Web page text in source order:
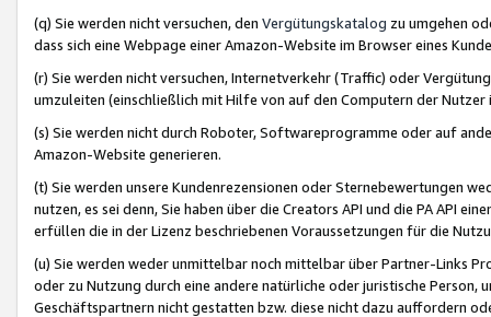
(q) Sie werden nicht versuchen, den Vergütungskatalog zu umgehen
dass sich eine Webpage einer Amazon-Website im Browser eines
(r) Sie werden nicht versuchen, Internetverkehr (Traffic) oder
umzuleiten (einschließlich mit Hilfe von auf den Computern der
(s) Sie werden nicht durch Roboter, Softwareprogramme oder auf
Amazon-Website generieren.
(t) Sie werden unsere Kundenrezensionen oder Sternebewertungen
nutzen, es sei denn, Sie haben über die Creators API und die PA API
erfüllen die in der Lizenz beschriebenen Voraussetzungen für die
(u) Sie werden weder unmittelbar noch mittelbar über Partner-Links
oder zu Nutzung durch eine andere natürliche oder juristische
Geschäftspartnern nicht gestatten bzw. diese nicht dazu auffordern